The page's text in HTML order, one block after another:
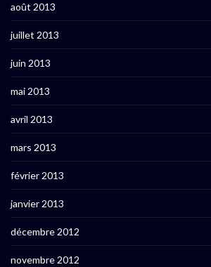
août 2013
juillet 2013
juin 2013
mai 2013
avril 2013
mars 2013
février 2013
janvier 2013
décembre 2012
novembre 2012